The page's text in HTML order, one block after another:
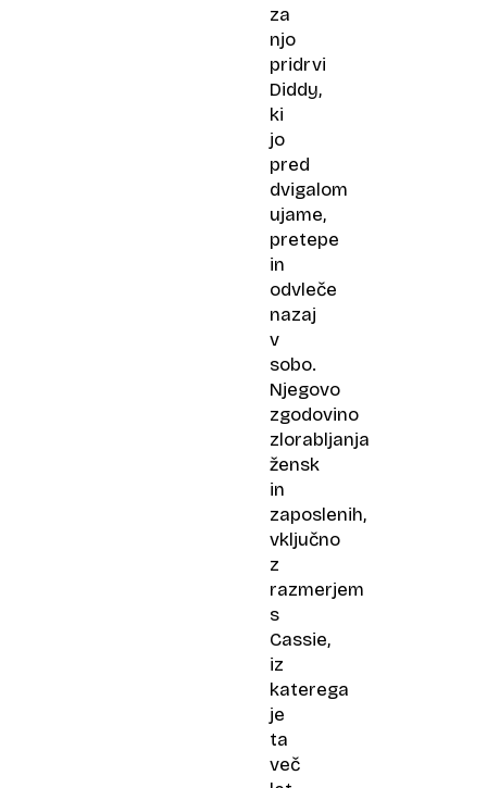
za
njo
pridrvi
Diddy,
ki
jo
pred
dvigalom
ujame,
pretepe
in
odvleče
nazaj
v
sobo.
Njegovo
zgodovino
zlorabljanja
žensk
in
zaposlenih,
vključno
z
razmerjem
s
Cassie,
iz
katerega
je
ta
več